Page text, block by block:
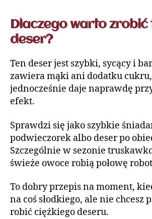
Dlaczego warto zrobić
deser?
Ten deser jest szybki, sycący i
zawiera mąki ani dodatku
jednocześnie daje naprawdę
efekt.
Sprawdzi się jako szybkie
podwieczorek albo deser po
Szczególnie w sezonie
świeże owoce robią połowę
To dobry przepis na moment,
na coś słodkiego, ale nie chcesz
robić ciężkiego deseru.